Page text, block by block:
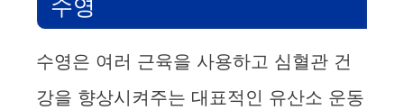
수영
수영은 여러 근육을 사용하고 심혈관 건
강을 향상시켜주는 대표적인 유산소 운동